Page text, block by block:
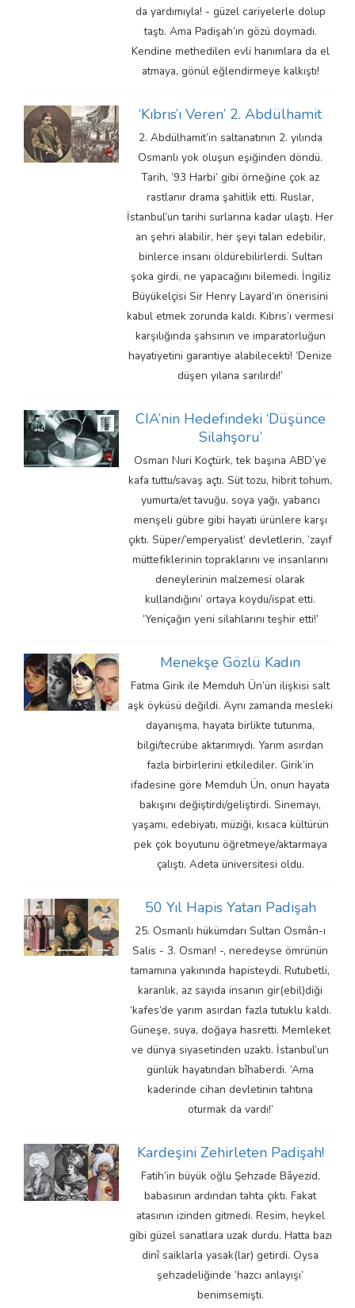
da yardımıyla! - güzel cariyelerle dolup
taştı. Ama Padişah’ın gözü doymadı.
Kendine methedilen evli hanımlara da el
atmaya, gönül eğlendirmeye kalkıştı!
‘Kıbrıs’ı Veren’ 2. Abdülhamit
2. Abdülhamit’in saltanatının 2. yılında
Osmanlı yok oluşun eşiğinden döndü.
Tarih, ’93 Harbi’ gibi örneğine çok az
rastlanır drama şahitlik etti. Ruslar,
İstanbul’un tarihi surlarına kadar ulaştı. Her
an şehri alabilir, her şeyi talan edebilir,
binlerce insanı öldürebilirlerdi. Sultan
şoka girdi, ne yapacağını bilemedi. İngiliz
Büyükelçisi Sir Henry Layard’ın önerisini
kabul etmek zorunda kaldı. Kıbrıs’ı vermesi
karşılığında şahsının ve imparatorluğun
hayatiyetini garantiye alabilecekti! ‘Denize
düşen yılana sarılırdı!’
CIA’nin Hedefindeki ‘Düşünce
Silahşoru’
Osman Nuri Koçtürk, tek başına ABD’ye
kafa tuttu/savaş açtı. Süt tozu, hibrit tohum,
yumurta/et tavuğu, soya yağı, yabancı
menşeli gübre gibi hayati ürünlere karşı
çıktı. Süper/’emperyalist’ devletlerin, ‘zayıf
müttefiklerinin topraklarını ve insanlarını
deneylerinin malzemesi olarak
kullandığını’ ortaya koydu/ispat etti.
‘Yeniçağın yeni silahlarını teşhir etti!’
Menekşe Gözlü Kadın
Fatma Girik ile Memduh Ün’ün ilişkisi salt
aşk öyküsü değildi. Aynı zamanda mesleki
dayanışma, hayata birlikte tutunma,
bilgi/tecrübe aktarımıydı. Yarım asırdan
fazla birbirlerini etkilediler. Girik’in
ifadesine göre Memduh Ün, onun hayata
bakışını değiştirdi/geliştirdi. Sinemayı,
yaşamı, edebiyatı, müziği, kısaca kültürün
pek çok boyutunu öğretmeye/aktarmaya
çalıştı. Adeta üniversitesi oldu.
50 Yıl Hapis Yatan Padişah
25. Osmanlı hükümdarı Sultan Osmân-ı
Salis - 3. Osman! -, neredeyse ömrünün
tamamına yakınında hapisteydi. Rutubetli,
karanlık, az sayıda insanın gir(ebil)diği
‘kafes’de yarım asırdan fazla tutuklu kaldı.
Güneşe, suya, doğaya hasretti. Memleket
ve dünya siyasetinden uzaktı. İstanbul’un
günlük hayatından bîhaberdi. ‘Ama
kaderinde cihan devletinin tahtına
oturmak da vardı!’
Kardeşini Zehirleten Padişah!
Fatih’in büyük oğlu Şehzade Bâyezid,
babasının ardından tahta çıktı. Fakat
atasının izinden gitmedi. Resim, heykel
gibi güzel sanatlara uzak durdu. Hatta bazı
dinî saiklarla yasak(lar) getirdi. Oysa
şehzadeliğinde ‘hazcı anlayışı’
benimsemişti.